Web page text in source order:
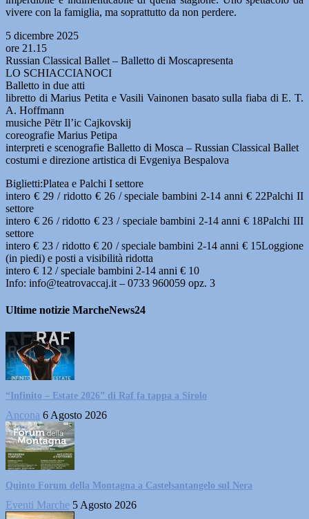
vivere con la famiglia, ma soprattutto da non perdere.
5 dicembre 2025
ore 21.15
Russian Classical Ballet – Balletto di Moscapresenta
LO SCHIACCIANOCI
Balletto in due atti
libretto di Marius Petita e Vasili Vainonen basato sulla fiaba di E. T.
A. Hoffmann
musiche Pëtr Il’ic Cajkovskij
coreografie Marius Petipa
interpreti e scenografie Balletto di Mosca – Russian Classical Ballet
costumi e direzione artistica di Evgeniya Bespalova
Biglietti:Platea e Palchi I settore
intero € 29 / ridotto € 26 / speciale bambini 2-14 anni € 22Palchi II
settore
intero € 26 / ridotto € 23 / speciale bambini 2-14 anni € 18Palchi III
settore
intero € 23 / ridotto € 20 / speciale bambini 2-14 anni € 15Loggione
(in piedi) e posti a visibilità ridotta
intero € 12 / speciale bambini 2-14 anni € 10
Info: info@teatrovaccaj.it – 0733 960059 opz. 3
Ultime notizie MarcheNews24
“Infinito – Estate 2026” di Raf fa tappa a Sirolo
Ancona 6 Agosto 2026
Quinto Forum della Montagna a Castelsantangelo sul Nera
Eventi Marche 5 Agosto 2026